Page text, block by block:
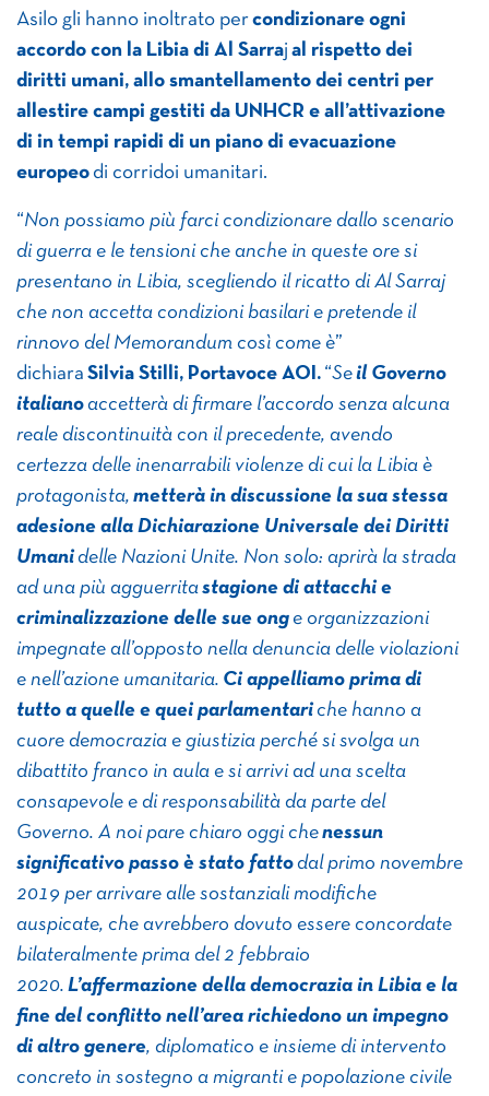
Asilo gli hanno inoltrato percondizionare ogni
accordo con la Libia di Al Sarraj al rispetto dei
diritti umani, allo smantellamento dei centri per
allestire campi gestiti da UNHCR e all’attivazione
di in tempi rapidi di un piano di evacuazione
europeo di corridoi umanitari.
“Non possiamo più farci condizionare dallo scenario
di guerra e le tensioni che anche in queste ore si
presentano in Libia, scegliendo il ricatto di Al Sarraj
che non accetta condizioni basilari e pretende il
rinnovo del Memorandum così come è”
dichiara Silvia Stilli, Portavoce AOI. “Seil Governo
italianoaccetterà di firmare l’accordo senza alcuna
reale discontinuità con il precedente, avendo
certezza delle inenarrabili violenze di cui la Libia è
protagonista, metterà in discussione la sua stessa
adesione alla Dichiarazione Universale dei Diritti
Umanidelle Nazioni Unite. Non solo: aprirà la strada
ad una più agguerritastagione di attacchi e
criminalizzazione delle sue onge organizzazioni
impegnate all’opposto nella denuncia delle violazioni
e nell’azione umanitaria. Ci appelliamo prima di
tutto a quelle e quei parlamentariche hanno a
cuore democrazia e giustizia perché si svolga un
dibattito franco in aula e si arrivi ad una scelta
consapevole e di responsabilità da parte del
Governo. A noi pare chiaro oggi chenessun
significativo passo è stato fattodal primo novembre
2019 per arrivare alle sostanziali modifiche
auspicate, che avrebbero dovuto essere concordate
bilateralmente prima del 2 febbraio
2020. L’affermazione della democrazia in Libia e la
fine del conflitto nell’area richiedono un impegno
di altro genere, diplomatico e insieme di intervento
concreto in sostegno a migranti e popolazione civile